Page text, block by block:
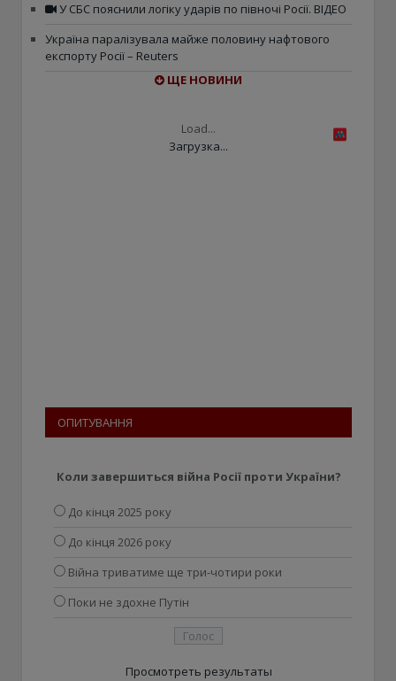
У СБС пояснили логіку ударів по півночі Росії. ВІДЕО
Україна паралізувала майже половину нафтового
експорту Росії – Reuters
ЩЕ НОВИНИ
Load...
Загрузка...
ОПИТУВАННЯ
Коли завершиться війна Росії проти України?
До кінця 2025 року
До кінця 2026 року
Війна триватиме ще три-чотири роки
Поки не здохне Путін
Просмотреть результаты